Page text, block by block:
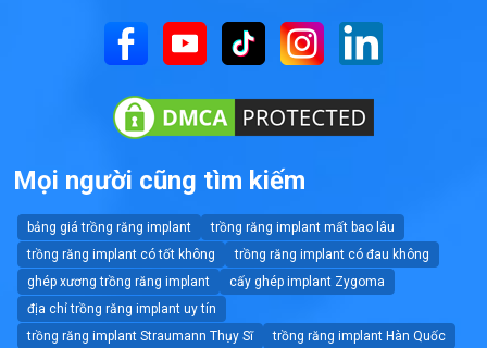
Mọi người cũng tìm kiếm
bảng giá trồng răng implant
trồng răng implant mất bao lâu
trồng răng implant có tốt không
trồng răng implant có đau không
ghép xương trồng răng implant
cấy ghép implant Zygoma
địa chỉ trồng răng implant uy tín
trồng răng implant Straumann Thụy Sĩ
trồng răng implant Hàn Quốc